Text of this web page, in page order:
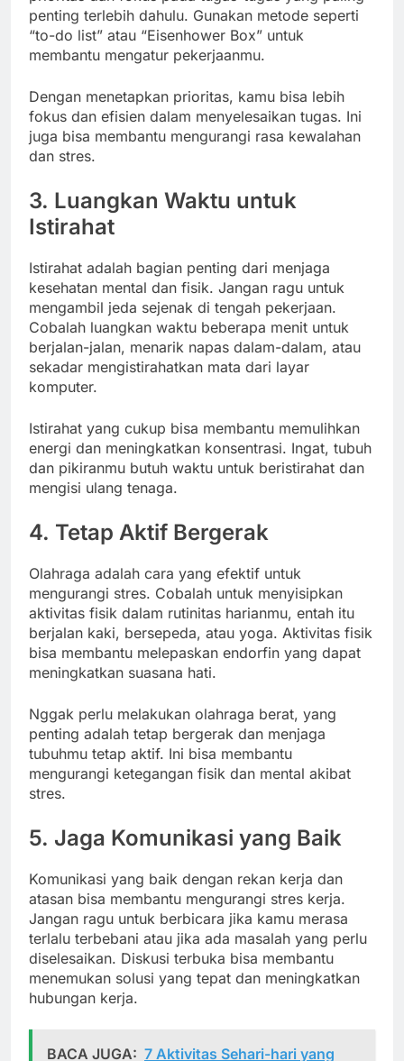
penting terlebih dahulu. Gunakan metode seperti
“to-do list” atau “Eisenhower Box” untuk
membantu mengatur pekerjaanmu.
Dengan menetapkan prioritas, kamu bisa lebih
fokus dan efisien dalam menyelesaikan tugas. Ini
juga bisa membantu mengurangi rasa kewalahan
dan stres.
3. Luangkan Waktu untuk
Istirahat
Istirahat adalah bagian penting dari menjaga
kesehatan mental dan fisik. Jangan ragu untuk
mengambil jeda sejenak di tengah pekerjaan.
Cobalah luangkan waktu beberapa menit untuk
berjalan-jalan, menarik napas dalam-dalam, atau
sekadar mengistirahatkan mata dari layar
komputer.
Istirahat yang cukup bisa membantu memulihkan
energi dan meningkatkan konsentrasi. Ingat, tubuh
dan pikiranmu butuh waktu untuk beristirahat dan
mengisi ulang tenaga.
4. Tetap Aktif Bergerak
Olahraga adalah cara yang efektif untuk
mengurangi stres. Cobalah untuk menyisipkan
aktivitas fisik dalam rutinitas harianmu, entah itu
berjalan kaki, bersepeda, atau yoga. Aktivitas fisik
bisa membantu melepaskan endorfin yang dapat
meningkatkan suasana hati.
Nggak perlu melakukan olahraga berat, yang
penting adalah tetap bergerak dan menjaga
tubuhmu tetap aktif. Ini bisa membantu
mengurangi ketegangan fisik dan mental akibat
stres.
5. Jaga Komunikasi yang Baik
Komunikasi yang baik dengan rekan kerja dan
atasan bisa membantu mengurangi stres kerja.
Jangan ragu untuk berbicara jika kamu merasa
terlalu terbebani atau jika ada masalah yang perlu
diselesaikan. Diskusi terbuka bisa membantu
menemukan solusi yang tepat dan meningkatkan
hubungan kerja.
BACA JUGA: 7 Aktivitas Sehari-hari yang